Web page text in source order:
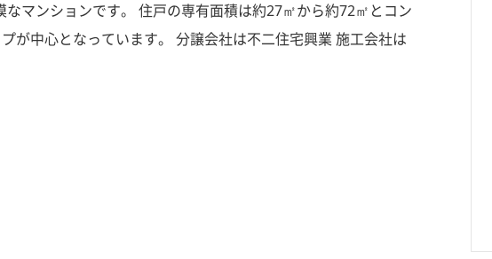
マンションです。 住戸の専有面積は約27㎡から約72㎡とコン
が中心となっています。 分譲会社は不二住宅興業 施工会社は